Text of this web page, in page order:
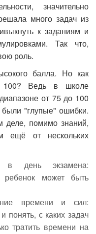
значительно
много задач из
к заданиям и
Так что,
роль.
балла. Но как
100? Ведь в школе
от 75 до 100
"глупые" ошибки.
деле, помимо знаний,
ещё от нескольких
в день экзамена:
может быть
времени и сил:
понять, с каких задач
тратить времени на